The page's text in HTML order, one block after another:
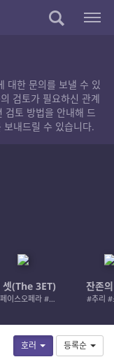
대한 문의를 보낼 수 있
검토가 필요하신 관계
검토 방법을 안내해 드
내드릴 수 있습니다.
셋(The 3ET)
#스페이스오페라 #우주활극
잔존
#추리 #
호러 등록순